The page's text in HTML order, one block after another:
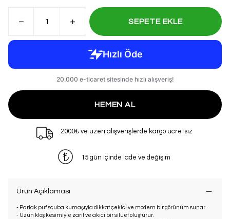
SEPETE EKLE
HEMEN AL
2000₺ ve üzeri alışverişlerde kargo ücretsiz
15 gün içinde iade ve değişim
Ürün Açıklaması
- Parlak puf scuba kumaşıyla dikkat çekici ve modern bir görünüm sunar.
- Uzun kloş kesimiyle zarif ve akıcı bir siluet oluşturur.